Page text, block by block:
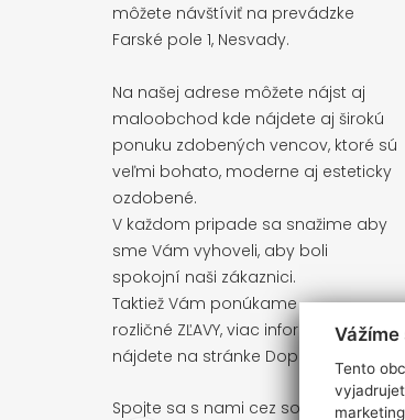
môžete návštíviť na prevádzke
Farské pole 1, Nesvady.
Na našej adrese môžete nájst aj
maloobchod kde nájdete aj širokú
ponuku zdobených vencov, ktoré sú
veľmi bohato, moderne aj esteticky
ozdobené.
V každom pripade sa snažime aby
sme Vám vyhoveli, aby boli
spokojní naši zákaznici.
Taktiež Vám ponúkame
rozličné ZĽAVY, viac informácií
nájdete na stránke Doprava, platba
Spojte sa s nami cez sociálne siete
Vážíme
Tento